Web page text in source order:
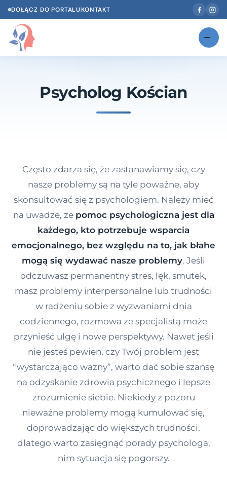
DOŁĄCZ DO PORTALUKONTAKT
NOWOŚĆ
Dawka wiedzy
Kontakt
Dołącz do portalu
Psycholog Kościan
Często zdarza się, że zastanawiamy się, czy
nasze problemy są na tyle poważne, aby
skonsultować się z psychologiem. Należy mieć
na uwadze, że pomoc psychologiczna jest dla
każdego, kto potrzebuje wsparcia
emocjonalnego, bez względu na to, jak błahe
mogą się wydawać nasze problemy. Jeśli
odczuwasz permanentny stres, lęk, smutek,
masz problemy interpersonalne lub trudności
w radzeniu sobie z wyzwaniami dnia
codziennego, rozmowa ze specjalistą może
przynieść ulgę i nowe perspektywy. Nawet jeśli
nie jesteś pewien, czy Twój problem jest
“wystarczająco ważny”, warto dać sobie szansę
na odzyskanie zdrowia psychicznego i lepsze
zrozumienie siebie. Niekiedy z pozoru
nieważne problemy mogą kumulować się,
doprowadzając do większych trudności,
dlatego warto zasięgnąć porady psychologa,
nim sytuacja się pogorszy.